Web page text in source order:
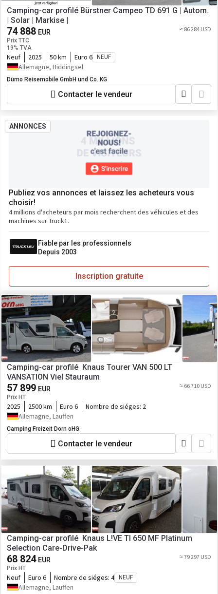
Camping-car profilé Bürstner Campeo TD 691 G | Autom.
| Solar | Markise |
74 888 EUR
Prix TTC
19% TVA
≈ 86 284 USD
Neuf 2025 50 km Euro 6 NEUF
Allemagne, Hiddingsel
Dümo Reisemobile GmbH und Co. KG
Contacter le vendeur
ANNONCES
Publiez vos annonces et laissez les acheteurs vous
choisir!
4 millions d'acheteurs par mois recherchent des véhicules et des
machines sur Truck1.
Fiable par les professionnels
Depuis 2003
Inscription gratuite
Camping-car profilé Knaus Tourer VAN 500 LT
VANSATION Viel Stauraum
57 899 EUR
Prix HT
≈ 66 710 USD
2025 2500 km Euro 6 Nombre de siéges: 2
Allemagne, Lauffen
Camping Freizeit Dorn oHG
Contacter le vendeur
Camping-car profilé Knaus L!VE TI 650 MF Platinum
Selection Care-Drive-Pak
68 824 EUR
Prix HT
≈ 79 297 USD
Neuf Euro 6 Nombre de siéges: 4 NEUF
Allemagne, Lauffen